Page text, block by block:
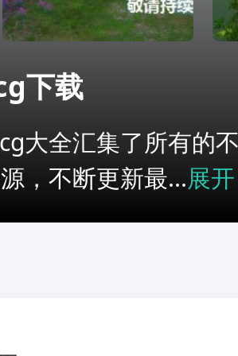
下载
大全汇集了所有的
，不断更新最...展开